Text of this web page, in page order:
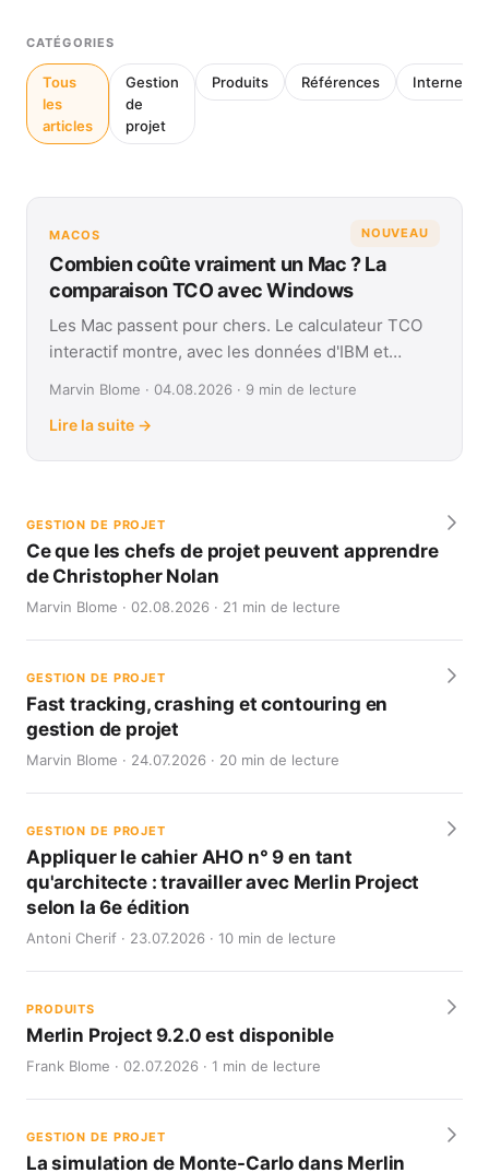
CATÉGORIES
Tous
les
articles
Gestion
de
projet
Produits Références Interne
NOUVEAU
MACOS
Combien coûte vraiment un Mac ? La
comparaison TCO avec Windows
Les Mac passent pour chers. Le calculateur TCO
interactif montre, avec les données d'IBM et
Marvin Blome · 04.08.2026 · 9 min de lecture
Lire la suite →
GESTION DE PROJET
Ce que les chefs de projet peuvent apprendre
de Christopher Nolan
Marvin Blome · 02.08.2026 · 21 min de lecture
GESTION DE PROJET
Fast tracking, crashing et contouring en
gestion de projet
Marvin Blome · 24.07.2026 · 20 min de lecture
GESTION DE PROJET
Appliquer le cahier AHO n° 9 en tant
qu'architecte : travailler avec Merlin Project
selon la 6e édition
Antoni Cherif · 23.07.2026 · 10 min de lecture
PRODUITS
Merlin Project 9.2.0 est disponible
Frank Blome · 02.07.2026 · 1 min de lecture
GESTION DE PROJET
La simulation de Monte-Carlo dans Merlin